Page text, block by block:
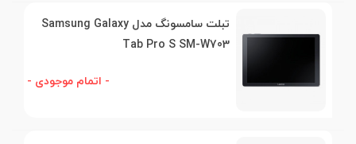
تبلت سامسونگ مدل Samsung Galaxy
Tab Pro S SM-W703
- اتمام موجودی -